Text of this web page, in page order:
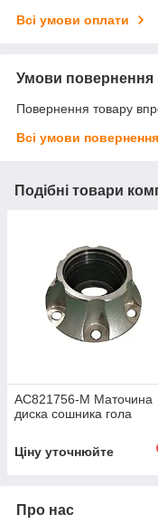
Всі умови оплати
Умови повернення
Повернення товару
Всі умови повернення
Подібні товари
AC821756-M Маточина
диска сошника гола
Ціну уточнюйте
Про нас